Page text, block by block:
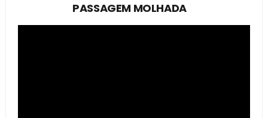
PASSAGEM MOLHADA